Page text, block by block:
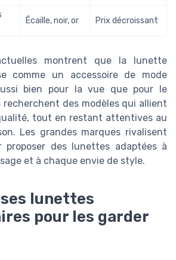
Écaille, noir, or Prix décroissant
montrent que la lunette
comme un accessoire de mode
bien pour la vue que pour le
recherchent des modèles qui allient
tout en restant attentives au
Les grandes marques rivalisent
proposer des lunettes adaptées à
et à chaque envie de style.
lunettes
pour les garder